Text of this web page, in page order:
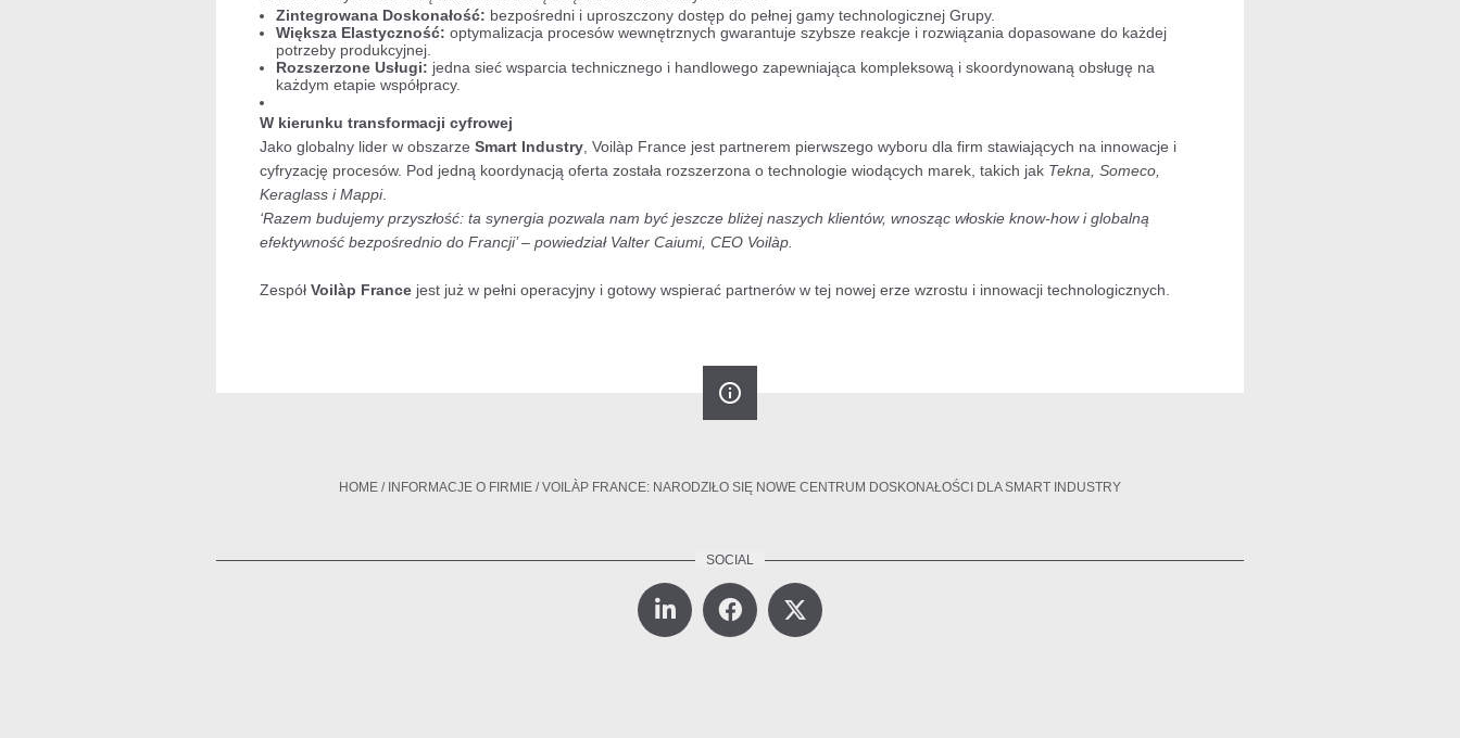
Zintegrowana Doskonałość: bezpośredni i uproszczony dostęp do pełnej gamy technologicznej Grupy.
Większa Elastyczność: optymalizacja procesów wewnętrznych gwarantuje szybsze reakcje i rozwiązania dopasowane do każdej
potrzeby produkcyjnej.
Rozszerzone Usługi: jedna sieć wsparcia technicznego i handlowego zapewniająca kompleksową i skoordynowaną obsługę na
każdym etapie współpracy.
W kierunku transformacji cyfrowej
Jako globalny lider w obszarze Smart Industry, Voilàp France jest partnerem pierwszego wyboru dla firm stawiających na innowacje i
cyfryzację procesów. Pod jedną koordynacją oferta została rozszerzona o technologie wiodących marek, takich jak Tekna, Someco,
Keraglass i Mappi.
‘Razem budujemy przyszłość: ta synergia pozwala nam być jeszcze bliżej naszych klientów, wnosząc włoskie know-how i globalną
efektywność bezpośrednio do Francji’ – powiedział Valter Caiumi, CEO Voilàp.
Zespół Voilàp France jest już w pełni operacyjny i gotowy wspierać partnerów w tej nowej erze wzrostu i innowacji technologicznych.
info_outline
HOME / INFORMACJE O FIRMIE /VOILÀP FRANCE: NARODZIŁO SIĘ NOWE CENTRUM DOSKONAŁOŚCI DLA SMART INDUSTRY